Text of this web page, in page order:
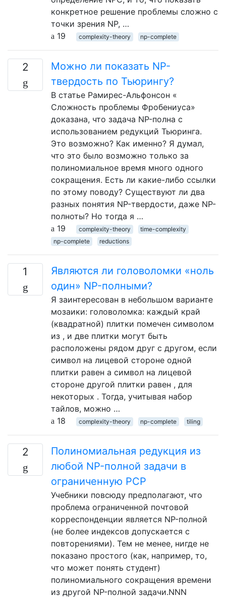
конкретное решение проблемы сложно с
точки зрения NP, …
19
complexity-theory np-complete
2
Можно ли показать NP-
твердость по Тьюрингу?
В статье Рамирес-Альфонсон «
Сложность проблемы Фробениуса»
доказана, что задача NP-полна с
использованием редукций Тьюринга.
Это возможно? Как именно? Я думал,
что это было возможно только за
полиномиальное время много одного
сокращения. Есть ли какие-либо ссылки
по этому поводу? Существуют ли два
разных понятия NP-твердости, даже NP-
полноты? Но тогда я …
19
complexity-theory
time-complexity
np-complete
reductions
1
Являются ли головоломки «ноль
один» NP-полными?
Я заинтересован в небольшом варианте
мозаики: головоломка: каждый край
(квадратной) плитки помечен символом
из , и две плитки могут быть
расположены рядом друг с другом, если
символ на лицевой стороне одной
плитки равен а символ на лицевой
стороне другой плитки равен , для
некоторых . Тогда, учитывая набор
тайлов, можно …
18
complexity-theory np-complete tiling
2
Полиномиальная редукция из
любой NP-полной задачи в
ограниченную PCP
Учебники повсюду предполагают, что
проблема ограниченной почтовой
корреспонденции является NP-полной
(не более индексов допускается с
повторениями). Тем не менее, нигде не
показано простого (как, например, то,
что может понять студент)
полиномиального сокращения времени
из другой NP-полной задачи.NNN